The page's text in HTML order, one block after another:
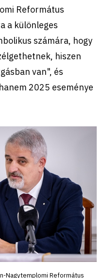
Református
a különleges
számára, hogy
hiszen
van", és
2025 eseménye
Nagytemplomi Református